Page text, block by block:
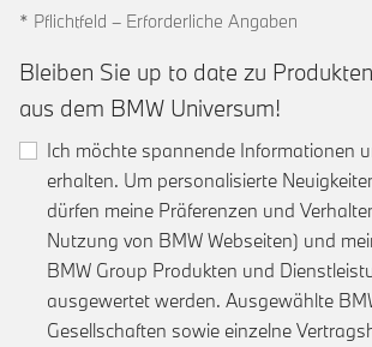
* Pflichtfeld – Erforderliche Angaben
Bleiben Sie up to date zu
aus dem BMW Universum!
Ich möchte spannende Informationen
erhalten. Um personalisierte
dürfen meine Präferenzen und
Nutzung von BMW Webseiten) und
BMW Group Produkten und
ausgewertet werden. Ausgewählte
Gesellschaften sowie einzelne